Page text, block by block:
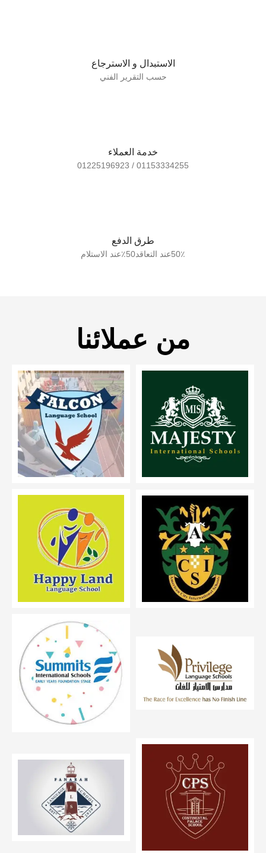
الاستبدال و الاسترجاع
حسب التقرير الفني
خدمة العملاء
01153334255 / 01225196923
طرق الدفع
50٪عند التعاقد50٪عند الاستلام
من عملائنا